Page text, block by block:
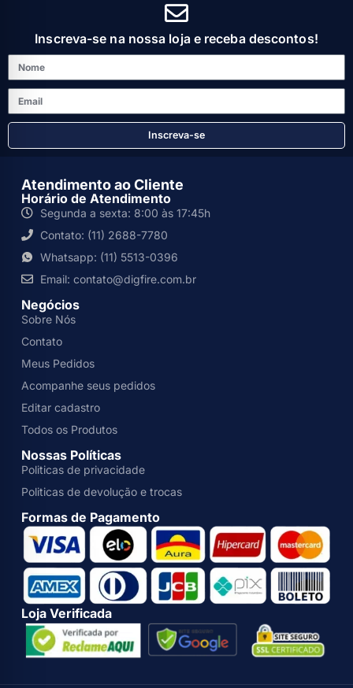
Inscreva-se na nossa loja e receba descontos!
Inscreva-se
Atendimento ao Cliente
Horário de Atendimento
Segunda a sexta: 8:00 às 17:45h
Contato: (11) 2688-7780
Whatsapp: (11) 5513-0396
Email: contato@digfire.com.br
Negócios
Sobre Nós
Contato
Meus Pedidos
Acompanhe seus pedidos
Editar cadastro
Todos os Produtos
Nossas Políticas
Politicas de privacidade
Politicas de devolução e trocas
Formas de Pagamento
Loja Verificada